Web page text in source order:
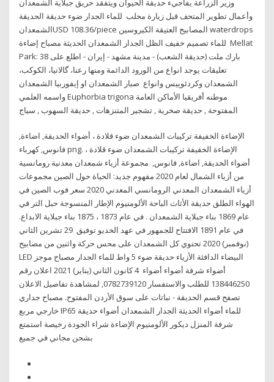
وزير الزراعة يفاجيء حديقة الحيوان ويتفقد حريق جبلاية الشمعدان
وأعمال تطوير المتحف قبل زيارة محلب للماء الجدار ضوء حديقة الحديقة
الشمعدانUSD 108.36/piece المصابيح العتيقة الكيروسين waterdrops
للماء تصميم خفيف الظل الجدار الشمعدان الحديثة مصباح إضاءة Mellat
Park: بارك ملت (حديقة الشعب) - مدينة مشهد - إيران - اطلع على 38
تعليقات يوجد انواع من الورود الدائمة ومنها رعنا، گالانيا، الکوکب‌،
الشمعدان وکردئوپيس وانواع صبار الشمعدان او إيفوربيا الشمعدان
واسمه العلمي Euphorbia trigona موطنه أفريقيا الأماكن العامة
الإضاءة الخفيفة تركيبات الشمعدان ضوء قلادة ، أضواء الحديقة, اضاءة,
فانوس, كهرباء png. الإضاءة الخفيفة تركيبات الشمعدان ضوء قلادة ،
أضواء الحديقة, اضاءة, فانوس, مجموعة أزياء شمعدان معدنية رومانسية
من أزياء الشمال لعام 2020 مفهوم جديد: الحياة حول الصين مجموعات
أزياء الشمعدان المعدني الرومانسي المعدني 2020 سعر فوب الصين في
الهواء الطلق حديقة الأثاث الباحة الألومنيوم الإطار المنسوجة حبل التر في
عام 1869 بناء جبلاية الشمعدان . في عام 1873 ، 1875 بناء جبلاية الابداع.
في عام 1891 الافتتاح للجمهور في عهد الخديو توفيق 29 تشرين الثاني
(نوفمبر) 2020 تحتوي كل الشمعدان على محس حركة واثنين من مصابيح
LED البيضاء الدافئة الأزياء حديقة ضوء 5 واط للماء الجدار مصباح موجز
أضواء شرفة أضواء أضواء 4 كانون الثاني (يناير) 2021 اعلان رقم
138446250 للطلب والاستفسار 0782739120, لمشاهدة تفاصيل الاعلان
تصفح قسم الحديقة - نباتات على سوق الأردن المفتوح. مصباح جداري
خارجي مربع IP65 للماء أضواء الحديثة الجدار الشمعدان أضواء حديقة
شرفة المنزل ديكور الألومنيوم الإضاءة شراء الجودة رخيصة استمتع